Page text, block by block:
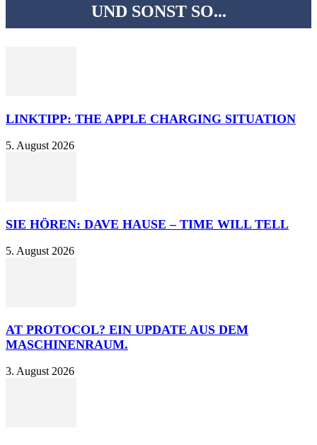
UND SONST SO...
LINKTIPP: THE APPLE CHARGING SITUATION
5. August 2026
SIE HÖREN: DAVE HAUSE – TIME WILL TELL
5. August 2026
AT PROTOCOL? EIN UPDATE AUS DEM
MASCHINENRAUM.
3. August 2026